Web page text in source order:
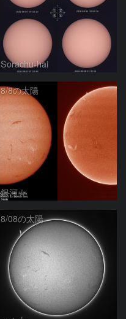
Sorachu-hai
8/8の太陽
銀河☆
8/08の太陽